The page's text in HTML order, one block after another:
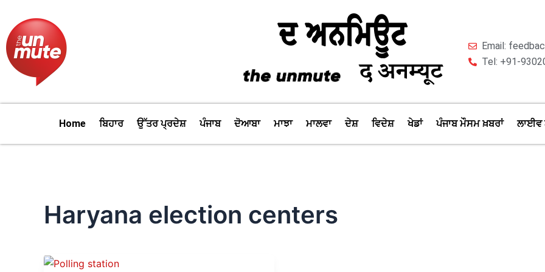
content
Email:
Tel: +91-
Home ਬਿਹਾਰ ਉੱਤਰ ਪ੍ਰਦੇਸ਼ ਪੰਜਾਬ ਦੋਆਬਾ ਮਾਝਾ ਮਾਲਵਾ ਦੇਸ਼ ਵਿਦੇਸ਼ ਖੇਡਾਂ ਪੰਜਾਬ ਮੌਸਮ ਖ਼ਬਰਾਂ ਲਾਈਵ
Haryana election centers